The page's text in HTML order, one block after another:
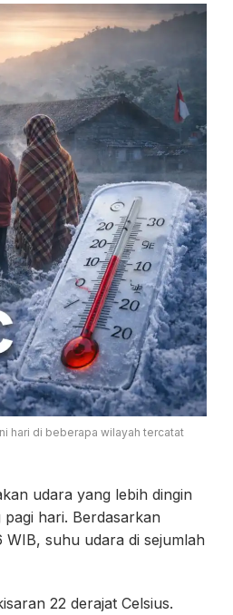
hari di beberapa wilayah tercatat
udara yang lebih dingin
hari. Berdasarkan
suhu udara di sejumlah
22 derajat Celsius.